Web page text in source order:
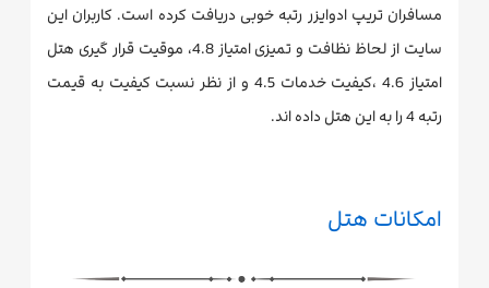
مسافران تریپ ادوایزر رتبه خوبی دریافت کرده است. کاربران این
سایت از لحاظ نظافت و تمیزی امتیاز 4.8، موقیت قرار گیری هتل
امتیاز 4.6 ،کیفیت خدمات 4.5 و از نظر نسبت کیفیت به قیمت
رتبه 4 را به این هتل داده اند.
امکانات هتل